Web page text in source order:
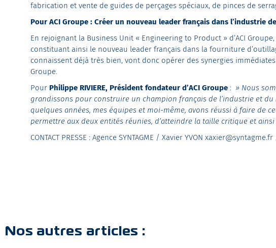
fabrication et vente de guides de perçages spéciaux, de pinces de
Pour ACI Groupe : Créer un nouveau leader français dans l’industrie
En rejoignant la Business Unit « Engineering to Product » d’ACI
constituant ainsi le nouveau leader français dans la fourniture
connaissent déjà très bien, vont donc opérer des synergies
Groupe.
Pour Philippe RIVIERE, Président fondateur d’ACI Groupe : » Nous
grandissons pour construire un champion français de l’industrie et du
quelques années, mes équipes et moi-même, avons réussi à faire de
permettre aux deux entités réunies, d’atteindre la taille critique et
CONTACT PRESSE : Agence SYNTAGME / Xavier YVON xaxier@syntagme.fr
Nos autres articles :​